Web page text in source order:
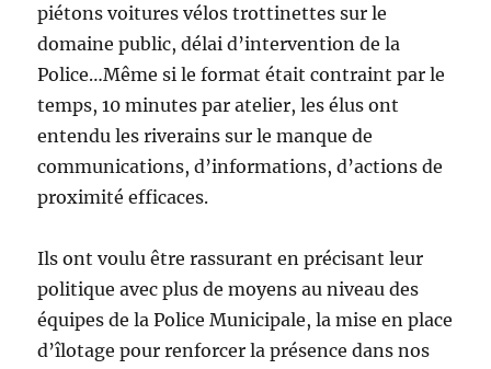
piétons voitures vélos trottinettes sur le
domaine public, délai d’intervention de la
Police…Même si le format était contraint par le
temps, 10 minutes par atelier, les élus ont
entendu les riverains sur le manque de
communications, d’informations, d’actions de
proximité efficaces.
Ils ont voulu être rassurant en précisant leur
politique avec plus de moyens au niveau des
équipes de la Police Municipale, la mise en place
d’îlotage pour renforcer la présence dans nos